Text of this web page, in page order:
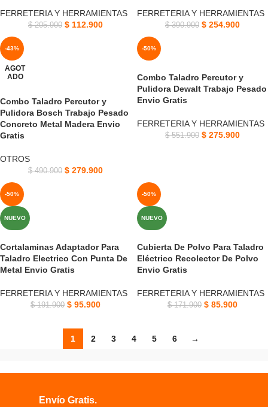
FERRETERIA Y HERRAMIENTAS
$205.900 $ 112.900
FERRETERIA Y HERRAMIENTAS
$390.900 $ 254.900
-43%
AGOT
ADO
Combo Taladro Percutor y
Pulidora Bosch Trabajo Pesado
Concreto Metal Madera Envio
Gratis
OTROS
$490.900 $ 279.900
-50%
Combo Taladro Percutor y
Pulidora Dewalt Trabajo Pesado
Envio Gratis
FERRETERIA Y HERRAMIENTAS
$551.900 $ 275.900
-50%
NUEVO
Cortalaminas Adaptador Para
Taladro Electrico Con Punta De
Metal Envio Gratis
FERRETERIA Y HERRAMIENTAS
$191.900 $ 95.900
-50%
NUEVO
Cubierta De Polvo Para Taladro
Eléctrico Recolector De Polvo
Envio Gratis
FERRETERIA Y HERRAMIENTAS
$171.900 $ 85.900
1 2 3 4 5 6 →
Envío Gratis.